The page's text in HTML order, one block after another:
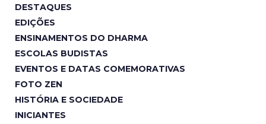
DESTAQUES
EDIÇÕES
ENSINAMENTOS DO DHARMA
ESCOLAS BUDISTAS
EVENTOS E DATAS COMEMORATIVAS
FOTO ZEN
HISTÓRIA E SOCIEDADE
INICIANTES